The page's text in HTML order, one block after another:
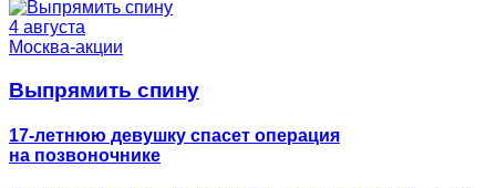
4 августа
Москва-акции
Выпрямить спину
17-летнюю девушку спасет операция
на позвоночнике